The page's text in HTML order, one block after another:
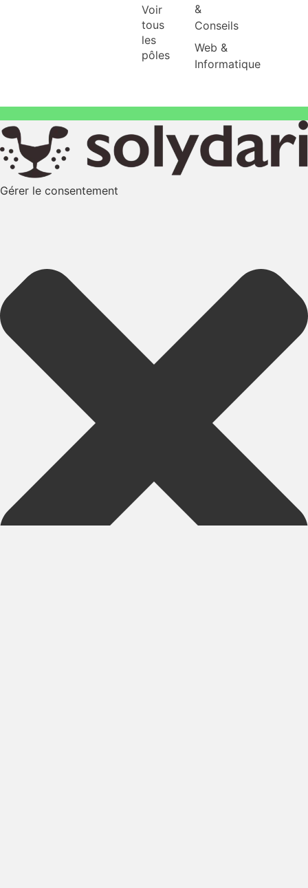
Voir
tous
les
pôles
&
Conseils
Web &
Informatique
Gérer le consentement